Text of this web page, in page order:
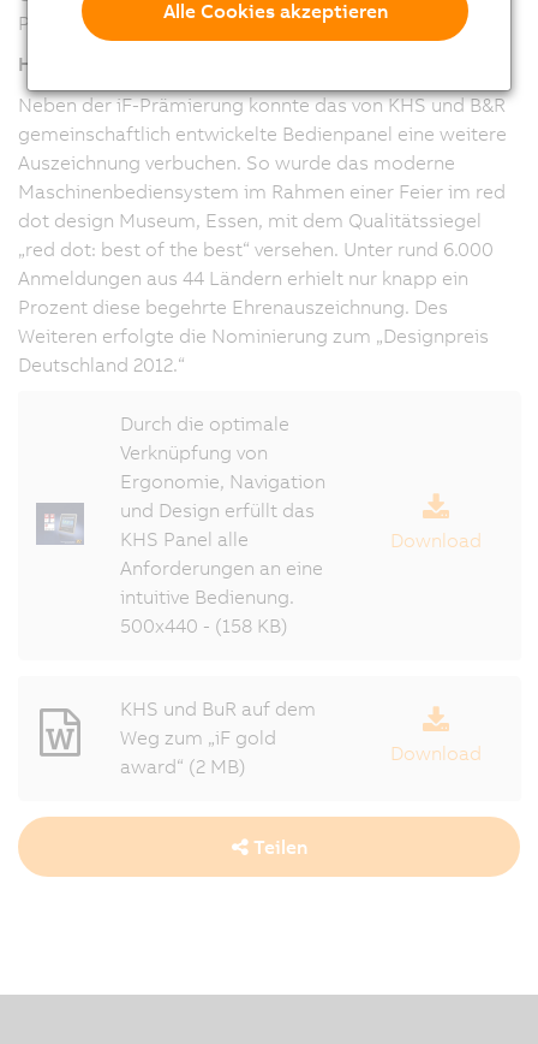
Produktionslinien in einem Interface möglich.
HMI System gewinnt „red dot design award“
Neben der iF-Prämierung konnte das von KHS und B&R
gemeinschaftlich entwickelte Bedienpanel eine weitere
Auszeichnung verbuchen. So wurde das moderne
Maschinenbediensystem im Rahmen einer Feier im red
dot design Museum, Essen, mit dem Qualitätssiegel
„red dot: best of the best“ versehen. Unter rund 6.000
Anmeldungen aus 44 Ländern erhielt nur knapp ein
Prozent diese begehrte Ehrenauszeichnung. Des
Weiteren erfolgte die Nominierung zum „Designpreis
Deutschland 2012.“
Durch die optimale
Verknüpfung von
Ergonomie, Navigation
und Design erfüllt das
KHS Panel alle
Anforderungen an eine
intuitive Bedienung.
500x440 - (158 KB)
Download
KHS und BuR auf dem
Weg zum „iF gold
award“ (2 MB)
Download
Teilen
Alle Cookies akzeptieren